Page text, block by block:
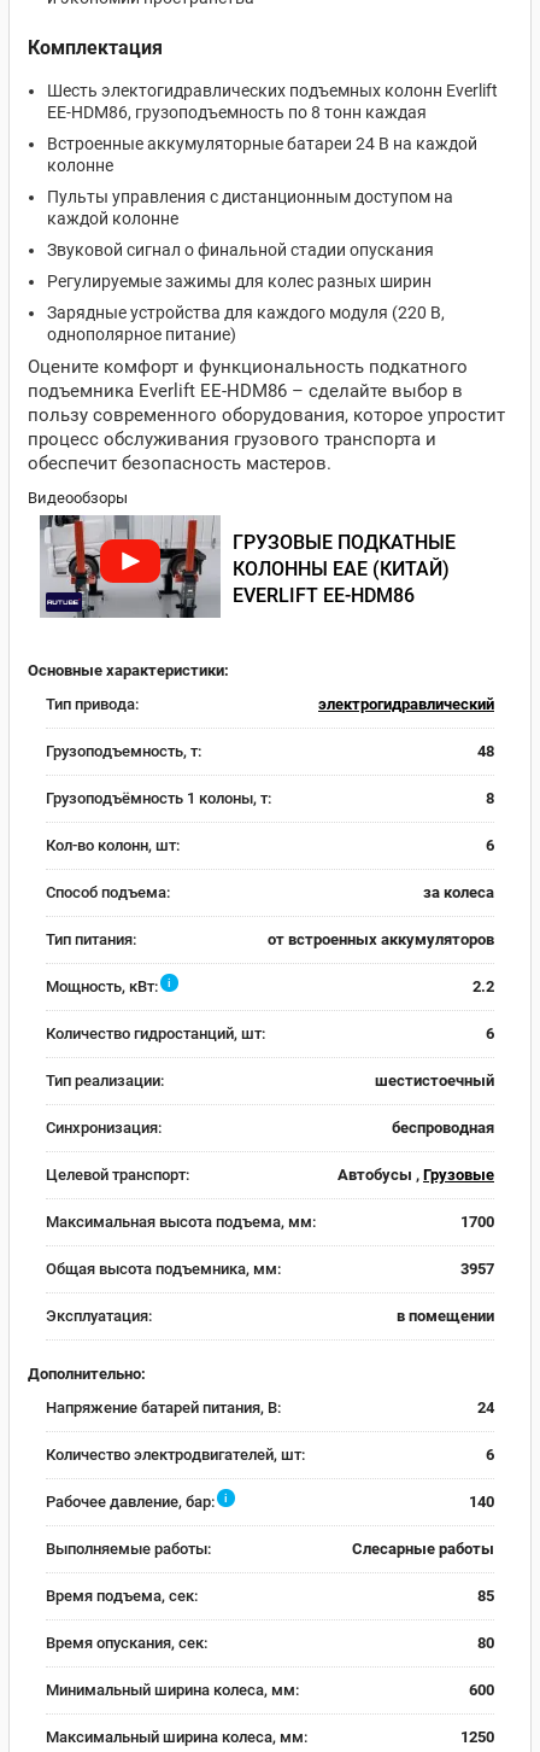
Комплектация
Шесть электогидравлических подъемных колонн Everlift
EE-HDM86, грузоподъемность по 8 тонн каждая
Встроенные аккумуляторные батареи 24 В на каждой
колонне
Пульты управления с дистанционным доступом на
каждой колонне
Звуковой сигнал о финальной стадии опускания
Регулируемые зажимы для колес разных ширин
Зарядные устройства для каждого модуля (220 В,
однополярное питание)
Оцените комфорт и функциональность подкатного
подъемника Everlift EE-HDM86 – сделайте выбор в
пользу современного оборудования, которое упростит
процесс обслуживания грузового транспорта и
обеспечит безопасность мастеров.
Видеообзоры
ГРУЗОВЫЕ ПОДКАТНЫЕ
КОЛОННЫ EAE (КИТАЙ)
EVERLIFT EE-HDM86
Основные характеристики:
Тип привода:
электрогидравлический
Грузоподъемность, т: 48
Грузоподъёмность 1 колоны, т: 8
Кол-во колонн, шт: 6
Способ подъема: за колеса
Тип питания: от встроенных аккумуляторов
Мощность, кВт: i 2.2
Количество гидростанций, шт: 6
Тип реализации: шестистоечный
Синхронизация: беспроводная
Целевой транспорт: Автобусы , Грузовые
Максимальная высота подъема, мм: 1700
Общая высота подъемника, мм: 3957
Эксплуатация: в помещении
Дополнительно:
Напряжение батарей питания, В:
24
Количество электродвигателей, шт: 6
Рабочее давление, бар: i 140
Выполняемые работы: Слесарные работы
Время подъема, сек: 85
Время опускания, сек: 80
Минимальный ширина колеса, мм: 600
Максимальный ширина колеса, мм: 1250